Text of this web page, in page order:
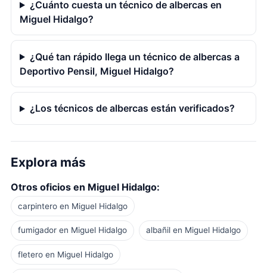
¿Cuánto cuesta un técnico de albercas en
Miguel Hidalgo?
¿Qué tan rápido llega un técnico de albercas a
Deportivo Pensil, Miguel Hidalgo?
¿Los técnicos de albercas están verificados?
Explora más
Otros oficios en Miguel Hidalgo:
carpintero en Miguel Hidalgo
fumigador en Miguel Hidalgo albañil en Miguel Hidalgo
fletero en Miguel Hidalgo